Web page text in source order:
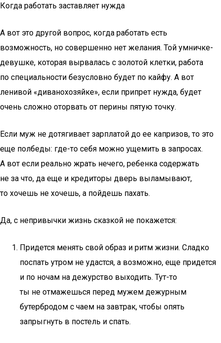
Когда работать заставляет нужда
А вот это другой вопрос, когда работать есть
возможность, но совершенно нет желания. Той умничке-
девушке, которая вырвалась с золотой клетки, работа
по специальности безусловно будет по кайфу. А вот
ленивой «диванохозяйке», если припрет нужда, будет
очень сложно оторвать от перины пятую точку.
Если муж не дотягивает зарплатой до ее капризов, то это
еще полбеды: где-то себя можно ущемить в запросах.
А вот если реально жрать нечего, ребенка содержать
не за что, да еще и кредиторы дверь выламывают,
то хочешь не хочешь, а пойдешь пахать.
Да, с непривычки жизнь сказкой не покажется:
Придется менять свой образ и ритм жизни. Сладко
поспать утром не удастся, а возможно, еще придется
и по ночам на дежурство выходить. Тут-то
ты не отмажешься перед мужем дежурным
бутербродом с чаем на завтрак, чтобы опять
запрыгнуть в постель и спать.